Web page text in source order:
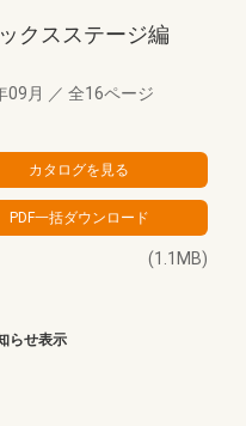
クスステージ編
09月 ／ 全16ページ
(1.1MB)
らせ表示